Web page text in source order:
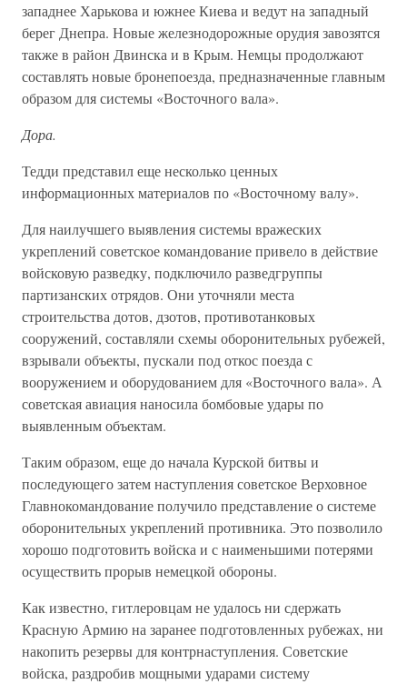
западнее Харькова и южнее Киева и ведут на западный
берег Днепра. Новые железнодорожные орудия завозятся
также в район Двинска и в Крым. Немцы продолжают
составлять новые бронепоезда, предназначенные главным
образом для системы «Восточного вала».
Дора.
Тедди представил еще несколько ценных
информационных материалов по «Восточному валу».
Для наилучшего выявления системы вражеских
укреплений советское командование привело в действие
войсковую разведку, подключило разведгруппы
партизанских отрядов. Они уточняли места
строительства дотов, дзотов, противотанковых
сооружений, составляли схемы оборонительных рубежей,
взрывали объекты, пускали под откос поезда с
вооружением и оборудованием для «Восточного вала». А
советская авиация наносила бомбовые удары по
выявленным объектам.
Таким образом, еще до начала Курской битвы и
последующего затем наступления советское Верховное
Главнокомандование получило представление о системе
оборонительных укреплений противника. Это позволило
хорошо подготовить войска и с наименьшими потерями
осуществить прорыв немецкой обороны.
Как известно, гитлеровцам не удалось ни сдержать
Красную Армию на заранее подготовленных рубежах, ни
накопить резервы для контрнаступления. Советские
войска, раздробив мощными ударами систему